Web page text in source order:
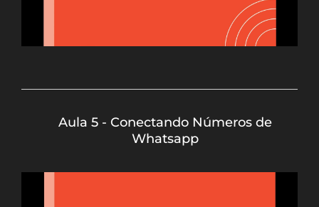
Aula 5 - Conectando Números de
Whatsapp